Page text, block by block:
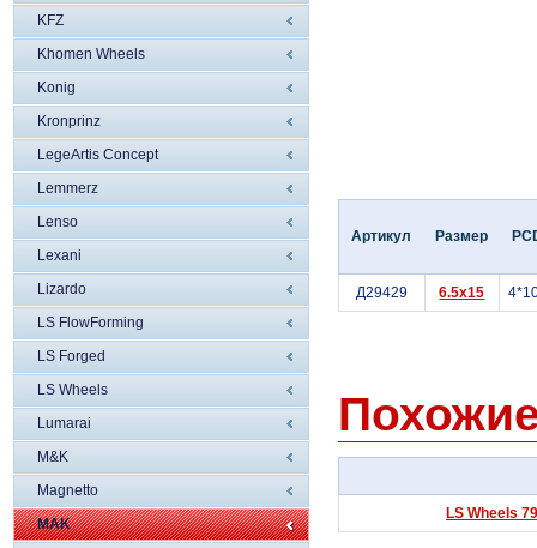
KFZ
Khomen Wheels
Konig
Kronprinz
LegeArtis Concept
Lemmerz
Lenso
Lexani
Lizardo
LS FlowForming
LS Forged
LS Wheels
Lumarai
M&K
Magnetto
MAK
Артикул Размер
Д29429 6.5x15
LS Wheels